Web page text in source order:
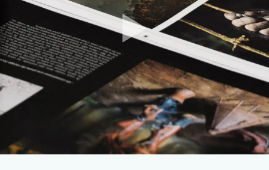
pour l'obtention de votre visa pour le Vietnam.